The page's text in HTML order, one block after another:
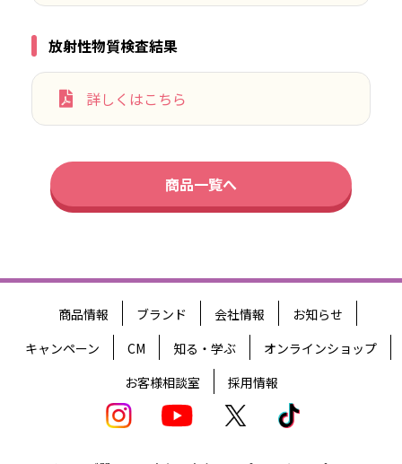
放射性物質検査結果
詳しくはこちら
商品一覧へ
商品情報 ブランド 会社情報
お知らせ
キャンペーン
CM 知る・学ぶ
オンラインショップ
お客様相談室
採用情報